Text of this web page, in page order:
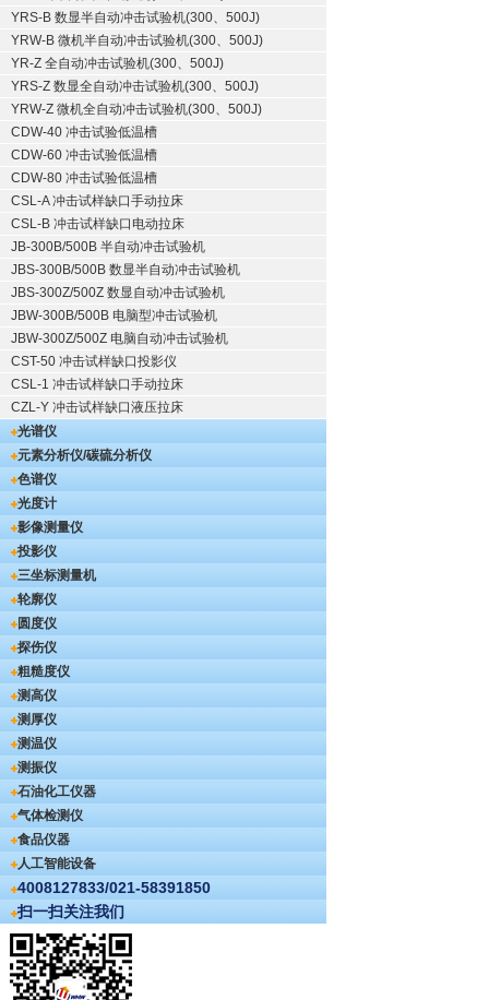
YRS-B 数显半自动冲击试验机(300、500J)
YRW-B 微机半自动冲击试验机(300、500J)
YR-Z 全自动冲击试验机(300、500J)
YRS-Z 数显全自动冲击试验机(300、500J)
YRW-Z 微机全自动冲击试验机(300、500J)
CDW-40 冲击试验低温槽
CDW-60 冲击试验低温槽
CDW-80 冲击试验低温槽
CSL-A 冲击试样缺口手动拉床
CSL-B 冲击试样缺口电动拉床
JB-300B/500B 半自动冲击试验机
JBS-300B/500B 数显半自动冲击试验机
JBS-300Z/500Z 数显自动冲击试验机
JBW-300B/500B 电脑型冲击试验机
JBW-300Z/500Z 电脑自动冲击试验机
CST-50 冲击试样缺口投影仪
CSL-1 冲击试样缺口手动拉床
CZL-Y 冲击试样缺口液压拉床
光谱仪
元素分析仪/碳硫分析仪
色谱仪
光度计
影像测量仪
投影仪
三坐标测量机
轮廓仪
圆度仪
探伤仪
粗糙度仪
测高仪
测厚仪
测温仪
测振仪
石油化工仪器
气体检测仪
食品仪器
人工智能设备
4008127833/021-58391850
扫一扫关注我们